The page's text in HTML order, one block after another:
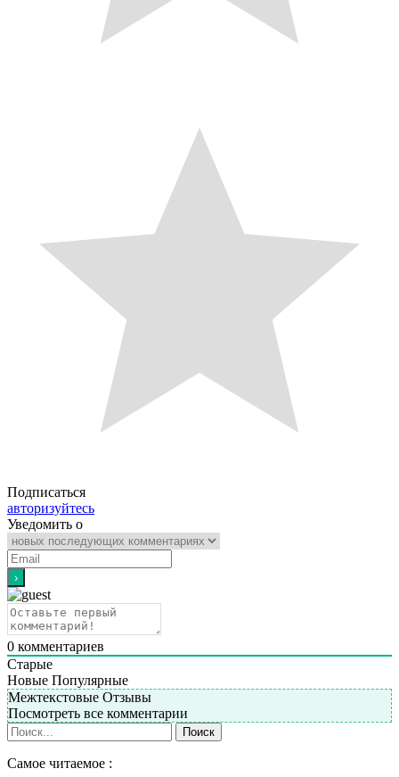
Подписаться
авторизуйтесь
Уведомить о
0 комментариев
Старые
Новые Популярные
Межтекстовые Отзывы
Посмотреть все комментарии
Самое читаемое :